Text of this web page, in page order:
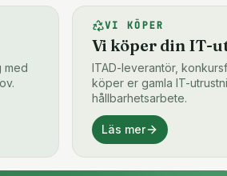
med
VI KÖPER
Vi köper din IT-
ITAD-leverantör,
köper er gamla IT-
hållbarhetsarbete.
Läs mer